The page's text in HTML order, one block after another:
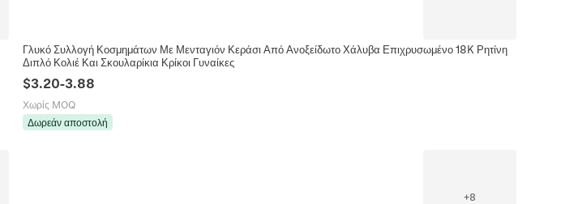
Γλυκό Συλλογή Κοσμημάτων Με Μενταγιόν Κεράσι Από Ανοξείδωτο Χάλυβα Επιχρυσωμένο 18K Ρητίνη
Διπλό Κολιέ Και Σκουλαρίκια Κρίκοι Γυναίκες
$3.20-3.88
Χωρίς MOQ
Δωρεάν αποστολή
+8